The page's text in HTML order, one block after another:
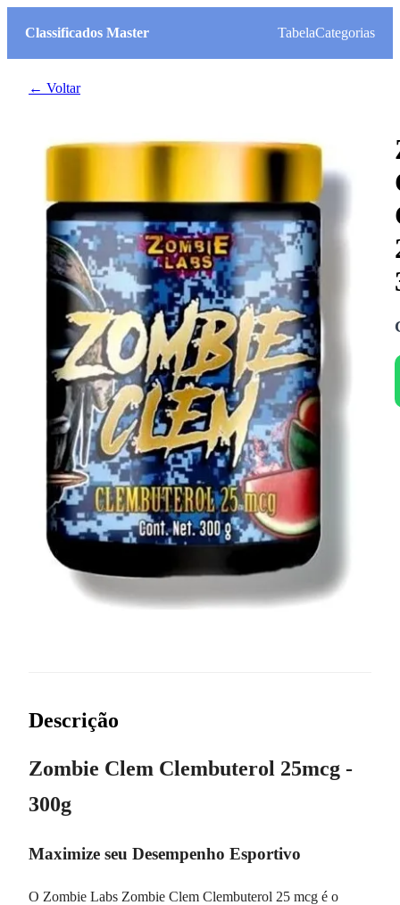
Classificados Master TabelaCategorias
← Voltar
Descrição
Zombie Clem Clembuterol 25mcg -
300g
Maximize seu Desempenho Esportivo
O Zombie Labs Zombie Clem Clembuterol 25 mcg é o